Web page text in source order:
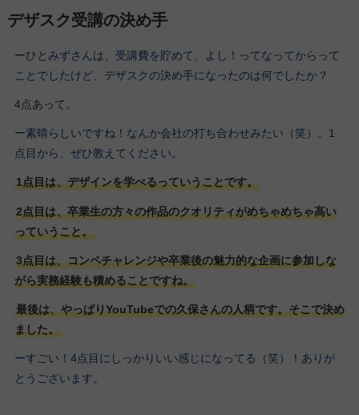
デザスク受講の決め手
ーひとみずさんは、受講費を貯めて、よし！ってなってからって
ことでしたけど、デザスクの決め手になったのは何でしたか？
4点あって。
ー素晴らしいですね！なんか会社の打ち合わせみたい（笑）。1
点目から、ぜひ教えてください。
1点目は、デザインを学べるっていうことです。
2点目は、卒業生の方々の作品のクオリティがめちゃめちゃ高い
っていうこと。
3点目は、コンペチャレンジや卒業後の魅力的な企画に参加しな
がら実務経験も積めることですね。
最後は、やっぱりYouTubeでの久保さんの人柄です。そこで決め
ました。
ーすごい！4点目にしっかりいい感じになってる（笑）！ありが
とうございます。